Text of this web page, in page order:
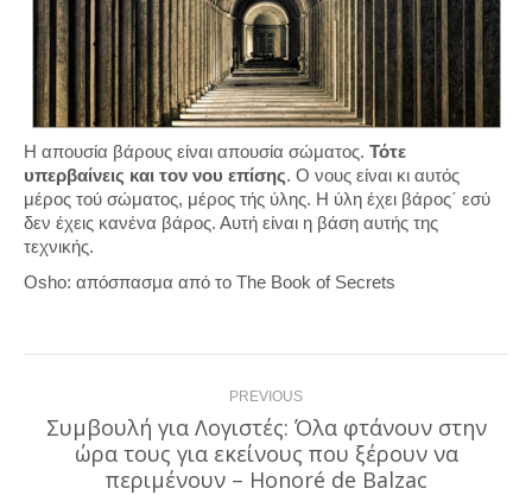
Η απουσία βάρους είναι απουσία σώματος. Τότε
υπερβαίνεις και τον νου επίσης. Ο νους είναι κι αυτός
μέρος τού σώματος, μέρος τής ύλης. Η ύλη έχει βάρος΄ εσύ
δεν έχεις κανένα βάρος. Αυτή είναι η βάση αυτής της
τεχνικής.
Osho: απόσπασμα από το The Book of Secrets
navigation PREVIOUS
Previous
post:
Συμβουλή για Λογιστές: Όλα φτάνουν στην
ώρα τους για εκείνους που ξέρουν να
περιμένουν – Honoré de Balzac